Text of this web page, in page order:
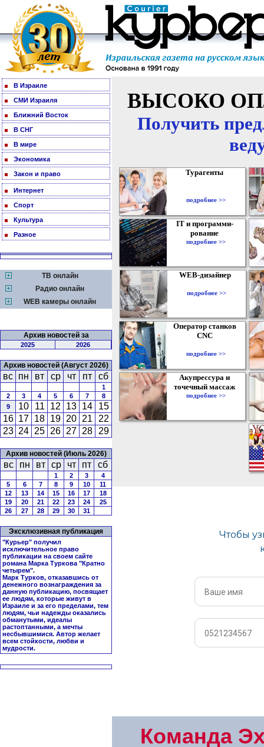
В Израиле
СМИ Израиля
Ближний Восток
В СНГ
В мире
Экономика
Закон и право
Интернет
Спорт
Культура
Разное
ТВ онлайн
Радио онлайн
WEB камеры онлайн
Архив новостей за
2025 2026
Архив новостей (Август 2026)
вс пн вт ср чт пт сб
1
2
3 4 5 6 7
8
9
10 11 12 13 14
15
16 17 18 19 20 21
22
23 24 25 26 27 28 29
Архив новостей (Июль 2026)
вс пн вт ср чт пт сб
1 2 3
4
5
6 7 8 9 10
11
12
13 14 15 16 17
18
19
20 21 22 23 24
25
26
27 28 29 30 31
Эксклюзивная публикация
"Курьер" получил
исключительное право
публикации на своем сайте
романа Марка Туркова "Кратно
четырем".
Марк Турков, отказавшись от
денежного вознаграждения за
данную публикацию, посвящает
ее людям, которые живут в
Израиле и за его пределами, тем
людям, чьи надежды оказались
обманутыми, идеалы
растоптанными, а мечты
несбывшимися. Автор желает
всем стойкости, любви и
мудрости.
ВЫСОКО
Получить
Турагенты
подробнее >>
IT и программи-
рование
подробнее >>
WEB-дизайнер
подробнее >>
Оператор станков
CNC
подробнее >>
Акупрессура и
точечный массаж
подробнее >>
Команда